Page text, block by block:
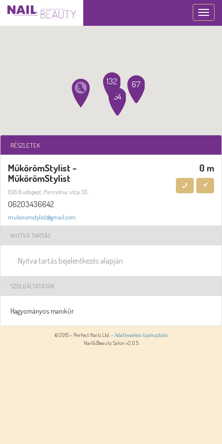
Toggle
navigation
67
54
132
RÉSZLETEK
MűkörömStylist -
MűkörömStylist
1136 Budapest, Pannónia utca 33.
06203436642
mukoromstylist@gmail.com
0 m
NYITVA TARTÁS
Nyitva tartás bejelentkezés alapján
SZOLGÁLTATÁSOK
Hagyományos manikűr
© 2015 - Perfect Nails Ltd. - Adatkezelési tájékoztató
Nail&Beauty Salon v2.0.5